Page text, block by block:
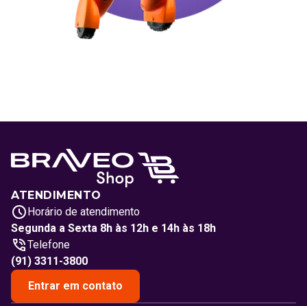
ATENDIMENTO
Horário de atendimento
Segunda a Sexta 8h às 12h e 14h às 18h
Telefone
(91) 3311-3800
Entrar em contato